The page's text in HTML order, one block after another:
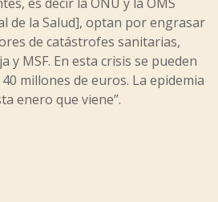
de la Salud], optan por engrasar
de catástrofes sanitarias,
y MSF. En esta crisis se pueden
millones de euros. La epidemia
enero que viene”.